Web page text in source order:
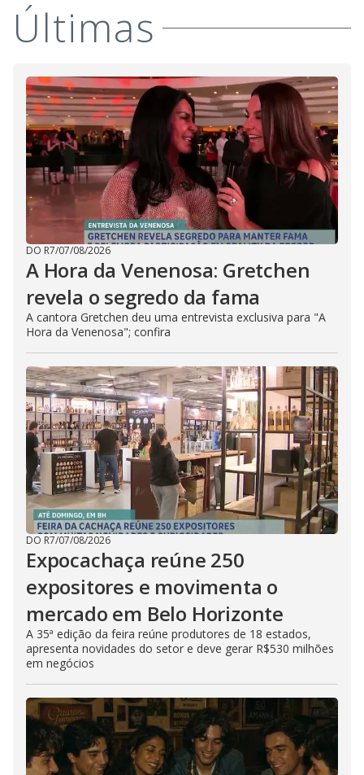
Últimas
DO R7/07/08/2026
A Hora da Venenosa: Gretchen
revela o segredo da fama
A cantora Gretchen deu uma entrevista exclusiva para "A
Hora da Venenosa"; confira
DO R7/07/08/2026
Expocachaça reúne 250
expositores e movimenta o
mercado em Belo Horizonte
A 35ª edição da feira reúne produtores de 18 estados,
apresenta novidades do setor e deve gerar R$530 milhões
em negócios